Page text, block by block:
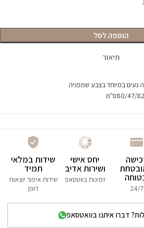
הוספה לסל
תיאור
נעים במיוחד בצבע שמפניה
24/7
יחס אישי
ושירות אדיב
זמינות בווטסאפ
שידות במלאי
תמיד
שידות איפור יוצאות
דופן
דברו איתנו בוואטסאפ